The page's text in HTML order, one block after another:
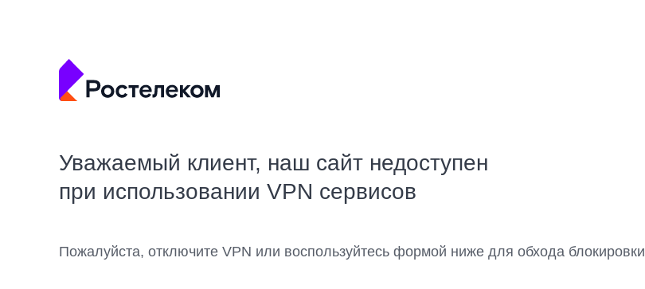
Уважаемый клиент, наш сайт недоступен
при использовании VPN сервисов
Пожалуйста, отключите VPN или воспользуйтесь формой ниже для обхода блокировки